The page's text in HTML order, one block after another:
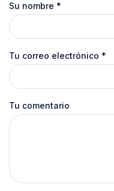
Su nombre *
Tu correo electrónico *
Tu comentario